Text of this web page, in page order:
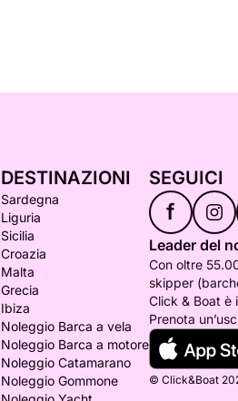
DESTINAZIONI
Sardegna
Liguria
Sicilia
Croazia
Malta
Grecia
Ibiza
Noleggio Barca a vela
Noleggio Barca a motore
Noleggio Catamarano
Noleggio Gommone
SEGUICI
f
Leader del
Con oltre
skipper
Click & Boat è
Prenota
© Click&Boat